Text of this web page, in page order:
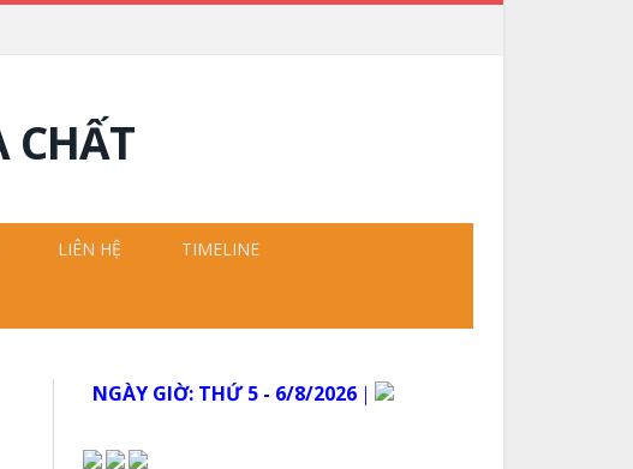
LIÊN HỆ TIMELINE
NGÀY GIỜ: THỨ 5 - 6/8/2026